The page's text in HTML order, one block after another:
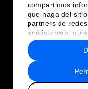
compartimos
que haga del
partners de
análisis web,
combinarla con
haya
recopilado a
hecho de sus